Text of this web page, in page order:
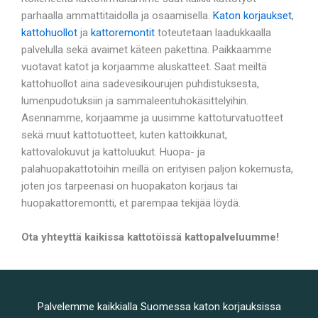
parhaalla ammattitaidolla ja osaamisella. Katon korjaukset,
kattohuollot ja kattoremontit toteutetaan laadukkaalla
palvelulla sekä avaimet käteen pakettina. Paikkaamme
vuotavat katot ja korjaamme aluskatteet. Saat meiltä
kattohuollot aina sadevesikourujen puhdistuksesta,
lumenpudotuksiin ja sammaleentuhokäsittelyihin.
Asennamme, korjaamme ja uusimme kattoturvatuotteet
sekä muut kattotuotteet, kuten kattoikkunat,
kattovalokuvut ja kattoluukut. Huopa- ja
palahuopakattotöihin meillä on erityisen paljon kokemusta,
joten jos tarpeenasi on huopakaton korjaus tai
huopakattoremontti, et parempaa tekijää löydä.
Ota yhteyttä kaikissa kattotöissä kattopalveluumme!
Palvelemme kaikkialla Suomessa katon korjauksissa